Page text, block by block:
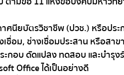
าศนียบัตรวิชาชีพ (ปวช.) หรือปร
เชื่อม, ช่างเชื่อมประสาน หรือสา
กอบ ดัดแปลง ทดสอบ และบำรุง
Office ได้เป็นอย่างดี